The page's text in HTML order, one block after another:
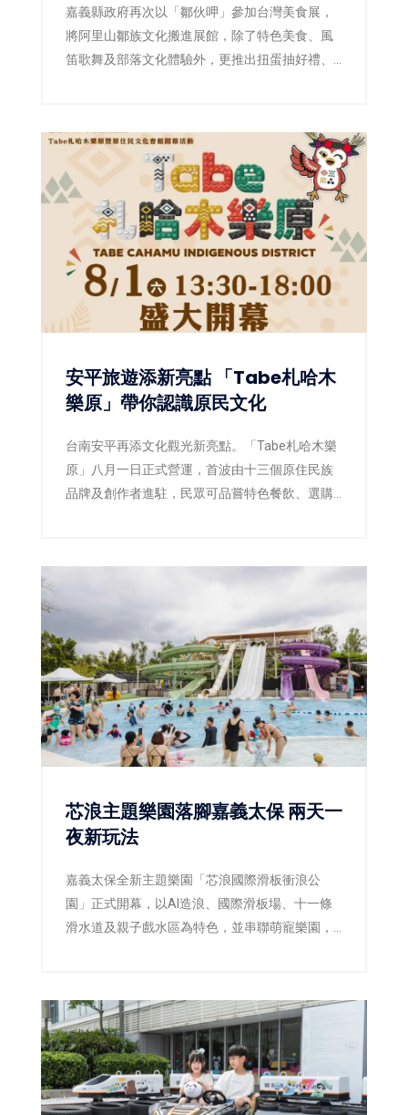
嘉義縣政府再次以「鄒伙呷」參加台灣美食展，
將阿里山鄒族文化搬進展館，除了特色美食、風
笛歌舞及部落文化體驗外，更推出扭蛋抽好禮、
安平旅遊添新亮點 「Tabe札哈木
樂原」帶你認識原民文化
台南安平再添文化觀光新亮點。「Tabe札哈木樂
原」八月一日正式營運，首波由十三個原住民族
品牌及創作者進駐，民眾可品嘗特色餐飲、選購
芯浪主題樂園落腳嘉義太保 兩天一
夜新玩法
嘉義太保全新主題樂園「芯浪國際滑板衝浪公
園」正式開幕，以AI造浪、國際滑板場、十一條
滑水道及親子戲水區為特色，並串聯萌寵樂園，